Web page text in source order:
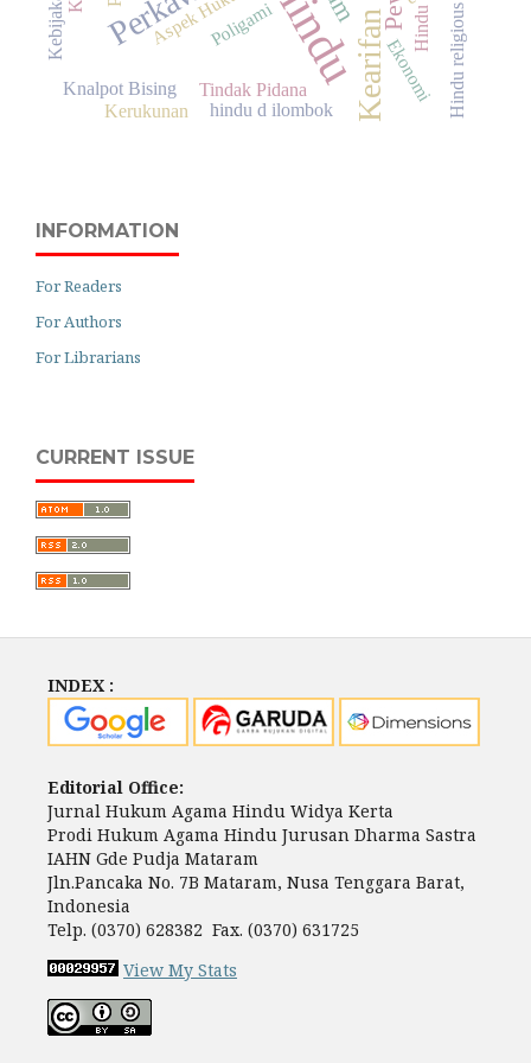
hindu d ilombok
Ekonomi
Tindak Pidana
Knalpot Bising
Poligami Hindu
Kerukunan
INFORMATION
For Readers
For Authors
For Librarians
CURRENT ISSUE
INDEX :
Editorial Office:
Jurnal Hukum Agama Hindu Widya Kerta
Prodi Hukum Agama Hindu Jurusan Dharma Sastra
IAHN Gde Pudja Mataram
Jln.Pancaka No. 7B Mataram, Nusa Tenggara Barat,
Indonesia
Telp. (0370) 628382 Fax. (0370) 631725
View My Stats